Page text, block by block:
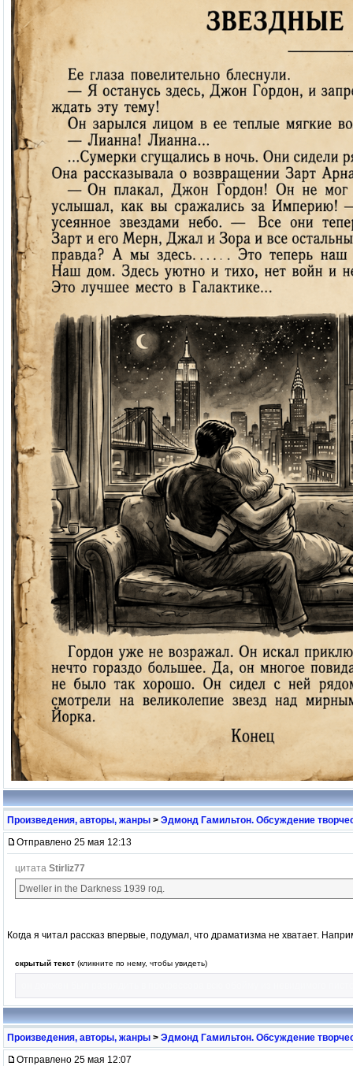
Произведения, авторы, жанры > Эдмонд Гамильтон. Обсуждение
Отправлено 25 мая 12:13
цитата Stirliz77
Dweller in the Darkness 1939 год.
Когда я читал рассказ впервые, подумал, что драматизма не хватает.
скрытый текст (кликните по нему, чтобы увидеть)
Произведения, авторы, жанры > Эдмонд Гамильтон. Обсуждение
Отправлено 25 мая 12:07